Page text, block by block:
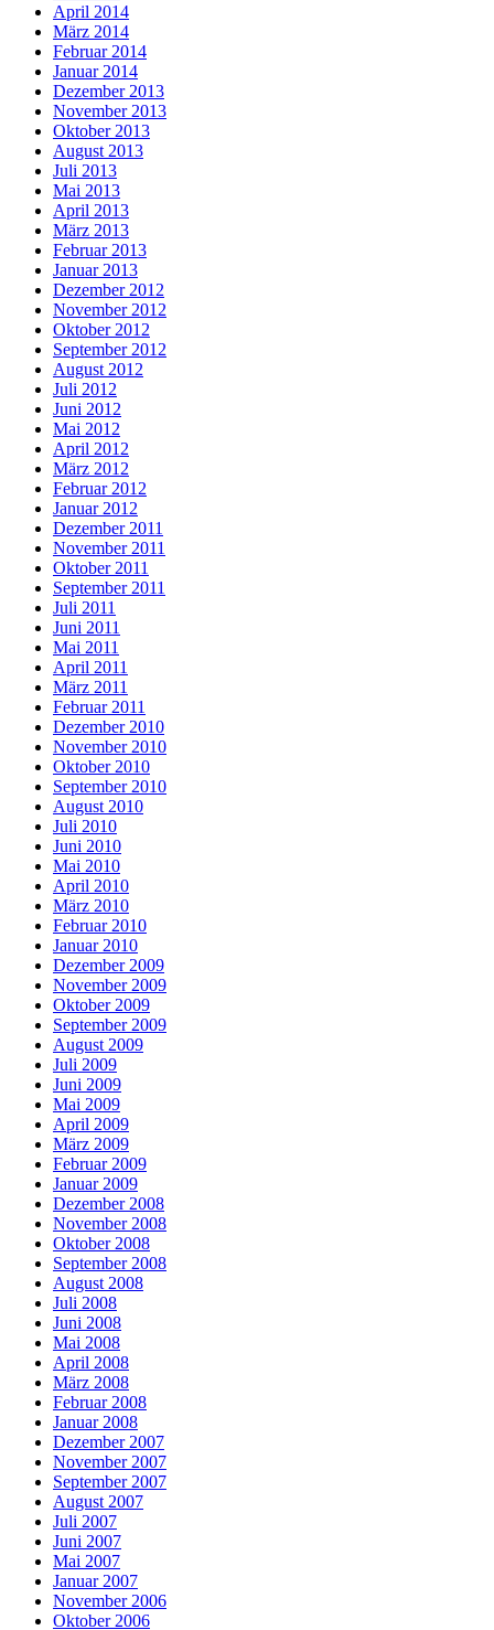
April 2014
März 2014
Februar 2014
Januar 2014
Dezember 2013
November 2013
Oktober 2013
August 2013
Juli 2013
Mai 2013
April 2013
März 2013
Februar 2013
Januar 2013
Dezember 2012
November 2012
Oktober 2012
September 2012
August 2012
Juli 2012
Juni 2012
Mai 2012
April 2012
März 2012
Februar 2012
Januar 2012
Dezember 2011
November 2011
Oktober 2011
September 2011
Juli 2011
Juni 2011
Mai 2011
April 2011
März 2011
Februar 2011
Dezember 2010
November 2010
Oktober 2010
September 2010
August 2010
Juli 2010
Juni 2010
Mai 2010
April 2010
März 2010
Februar 2010
Januar 2010
Dezember 2009
November 2009
Oktober 2009
September 2009
August 2009
Juli 2009
Juni 2009
Mai 2009
April 2009
März 2009
Februar 2009
Januar 2009
Dezember 2008
November 2008
Oktober 2008
September 2008
August 2008
Juli 2008
Juni 2008
Mai 2008
April 2008
März 2008
Februar 2008
Januar 2008
Dezember 2007
November 2007
September 2007
August 2007
Juli 2007
Juni 2007
Mai 2007
Januar 2007
November 2006
Oktober 2006